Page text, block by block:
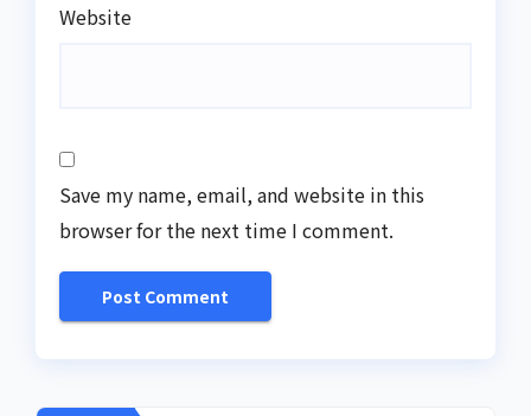
Website
Save my name, email, and website in this
browser for the next time I comment.